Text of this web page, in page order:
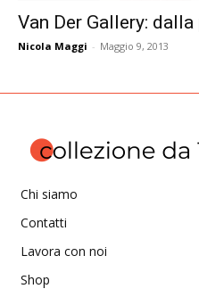
Van Der Gallery:
Nicola Maggi - Maggio 9, 2013
Chi siamo
Contatti
Lavora con noi
Shop